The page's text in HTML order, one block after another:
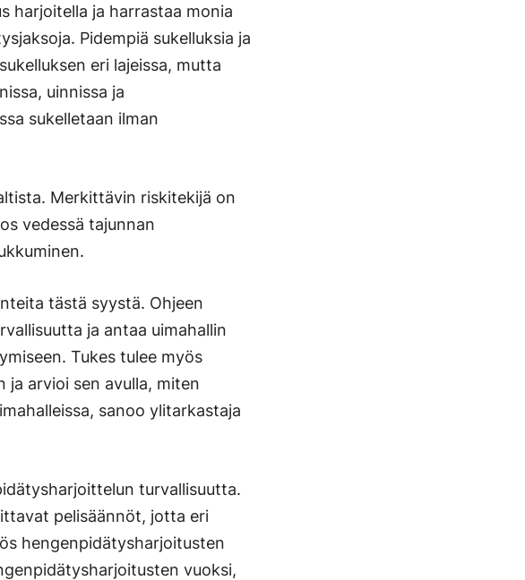
harjoitella ja harrastaa monia
Pidempiä sukelluksia ja
eri lajeissa, mutta
uinnissa ja
sukelletaan ilman
Merkittävin riskitekijä on
vedessä tajunnan
tästä syystä. Ohjeen
ja antaa uimahallin
Tukes tulee myös
ja arvioi sen avulla, miten
sanoo ylitarkastaja
turvallisuutta.
pelisäännöt, jotta eri
hengenpidätysharjoitusten
vuoksi,